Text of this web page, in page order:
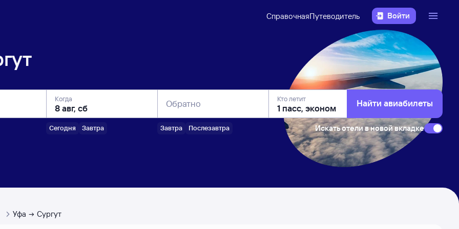
СправочнаяПутеводитель Войти
Когда
Сегодня Завтра
Обратно
Завтра Послезавтра
Кто летит Найти авиабилеты
Искать отели в новой вкладке
Уфа Сургут